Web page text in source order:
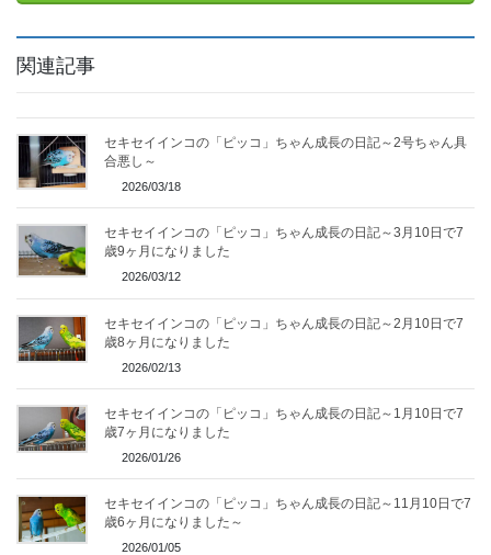
関連記事
セキセイインコの「ピッコ」ちゃん成長の日記～2号ちゃん具
合悪し～
2026/03/18
セキセイインコの「ピッコ」ちゃん成長の日記～3月10日で7
歳9ヶ月になりました
2026/03/12
セキセイインコの「ピッコ」ちゃん成長の日記～2月10日で7
歳8ヶ月になりました
2026/02/13
セキセイインコの「ピッコ」ちゃん成長の日記～1月10日で7
歳7ヶ月になりました
2026/01/26
セキセイインコの「ピッコ」ちゃん成長の日記～11月10日で7
歳6ヶ月になりました～
2026/01/05